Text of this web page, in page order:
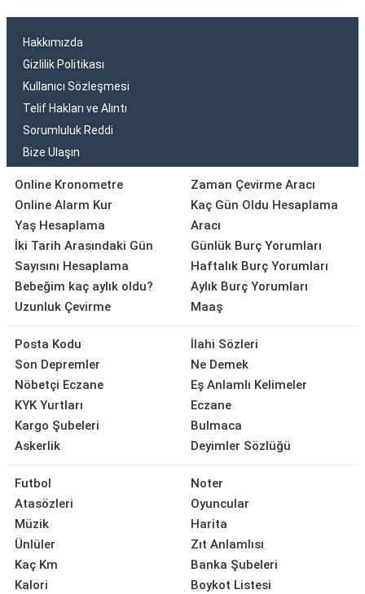
Hakkımızda
Gizlilik Politikası
Kullanıcı Sözleşmesi
Telif Hakları ve Alıntı
Sorumluluk Reddi
Bize Ulaşın
Online Kronometre
Online Alarm Kur
Yaş Hesaplama
İki Tarih Arasındaki Gün
Sayısını Hesaplama
Bebeğim kaç aylık oldu?
Uzunluk Çevirme
Zaman Çevirme Aracı
Kaç Gün Oldu Hesaplama
Aracı
Günlük Burç Yorumları
Haftalık Burç Yorumları
Aylık Burç Yorumları
Maaş
Posta Kodu
Son Depremler
Nöbetçi Eczane
KYK Yurtları
Kargo Şubeleri
Askerlik
İlahi Sözleri
Ne Demek
Eş Anlamlı Kelimeler
Eczane
Bulmaca
Deyimler Sözlüğü
Futbol
Atasözleri
Müzik
Ünlüler
Kaç Km
Kalori
Noter
Oyuncular
Harita
Zıt Anlamlısı
Banka Şubeleri
Boykot Listesi